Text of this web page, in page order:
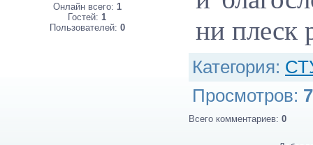
Онлайн всего: 1
Гостей:1
Пользователей: 0
ни плеск
Категория:
Просмотров:
Всего комментариев: 0